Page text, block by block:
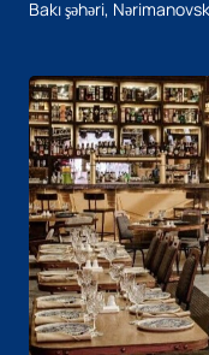
Bakı şəhəri,